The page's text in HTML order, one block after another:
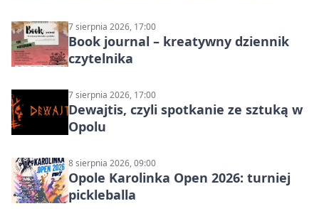
7 sierpnia 2026, 17:00
Book journal – kreatywny dziennik
czytelnika
7 sierpnia 2026, 17:00
Dewajtis, czyli spotkanie ze sztuką w
Opolu
8 sierpnia 2026, 09:00
Opole Karolinka Open 2026: turniej
pickleballa